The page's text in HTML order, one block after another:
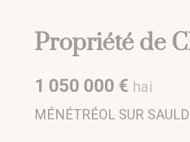
Propriété de
1 050 000 € hai
MÉNÉTRÉOL SUR